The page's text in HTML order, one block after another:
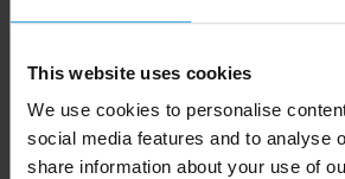
This website uses cookies
We use cookies to personalise
social media features and to analyse
share information about your use of
Hoogte 1.9 cm
Breedte
Lengte 23 cm